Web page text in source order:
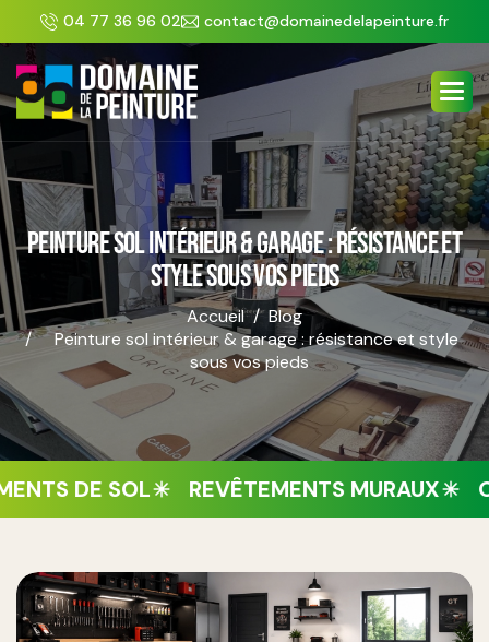
04 77 36 96 02 contact@domainedelapeinture.fr
PEINTURE SOL INTÉRIEUR & GARAGE : RÉSISTANCE ET
STYLE SOUS VOS PIEDS
Accueil
Blog
Peinture sol intérieur & garage : résistance et style
sous vos pieds
DE SOL REVÊTEMENTS MURAUX
Panneau de gestion des cookies